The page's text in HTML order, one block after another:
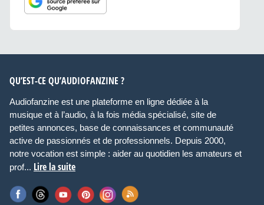
QU’EST-CE QU’AUDIOFANZINE ?
Audiofanzine est une plateforme en ligne dédiée à la
musique et à l’audio, à la fois média spécialisé, site de
petites annonces, base de connaissances et communauté
active de passionnés et de professionnels. Depuis 2000,
notre vocation est simple : aider au quotidien les amateurs et
prof... Lire la suite